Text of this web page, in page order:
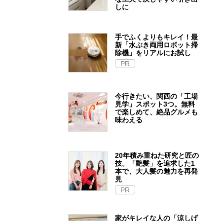
しに
手でふくよりもキレイ！最
新「水ぶき両用ロボット掃
除機」をリアルにお試し
PR
今行きたい、関西の「工場
見学」スポット3つ。無料
で楽しめて、絶品グルメも
味わえる
20年積み重ねた研究と匠の
技。「艶髪」を追求した1
本で、大人髪の魅力を再発
見
PR
家がキレイな人の「涼しげ